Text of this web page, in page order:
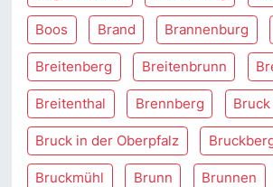
Boos Brand Brannenburg
Breitenberg Breitenbrunn
Breitenthal Brennberg Bruck
Bruck in der Oberpfalz
Bruckmühl Brunn Brunnen